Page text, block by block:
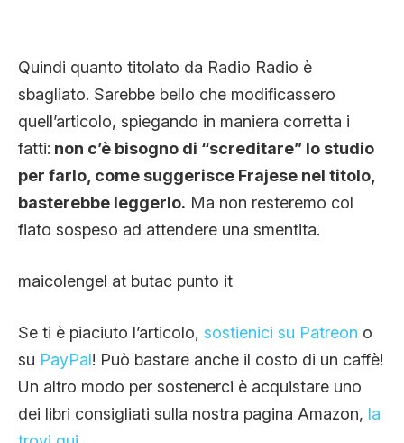
Quindi quanto titolato da Radio Radio è
sbagliato. Sarebbe bello che modificassero
quell’articolo, spiegando in maniera corretta i
fatti: non c’è bisogno di “screditare” lo studio
per farlo, come suggerisce Frajese nel titolo,
basterebbe leggerlo. Ma non resteremo col
fiato sospeso ad attendere una smentita.
maicolengel at butac punto it
Se ti è piaciuto l’articolo, sostienici su Patreon o
su PayPal! Può bastare anche il costo di un caffè!
Un altro modo per sostenerci è acquistare uno
dei libri consigliati sulla nostra pagina Amazon, la